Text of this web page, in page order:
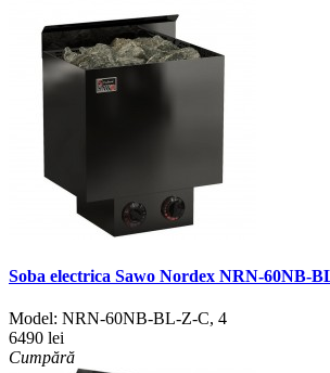
Soba electrica Sawo Nordex NRN-60NB-
Model: NRN-60NB-BL-Z-C, 4
6490 lei
Cumpără